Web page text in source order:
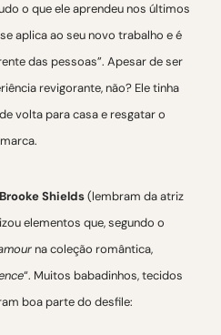
o que ele aprendeu nos últimos
aplica ao seu novo trabalho e é
das pessoas”. Apesar de ser
revigorante, não? Ele tinha
volta para casa e resgatar o
Shields(lembram da atriz
elementos que, segundo o
na coleção romântica,
“. Muitos babadinhos, tecidos
boa parte do desfile: